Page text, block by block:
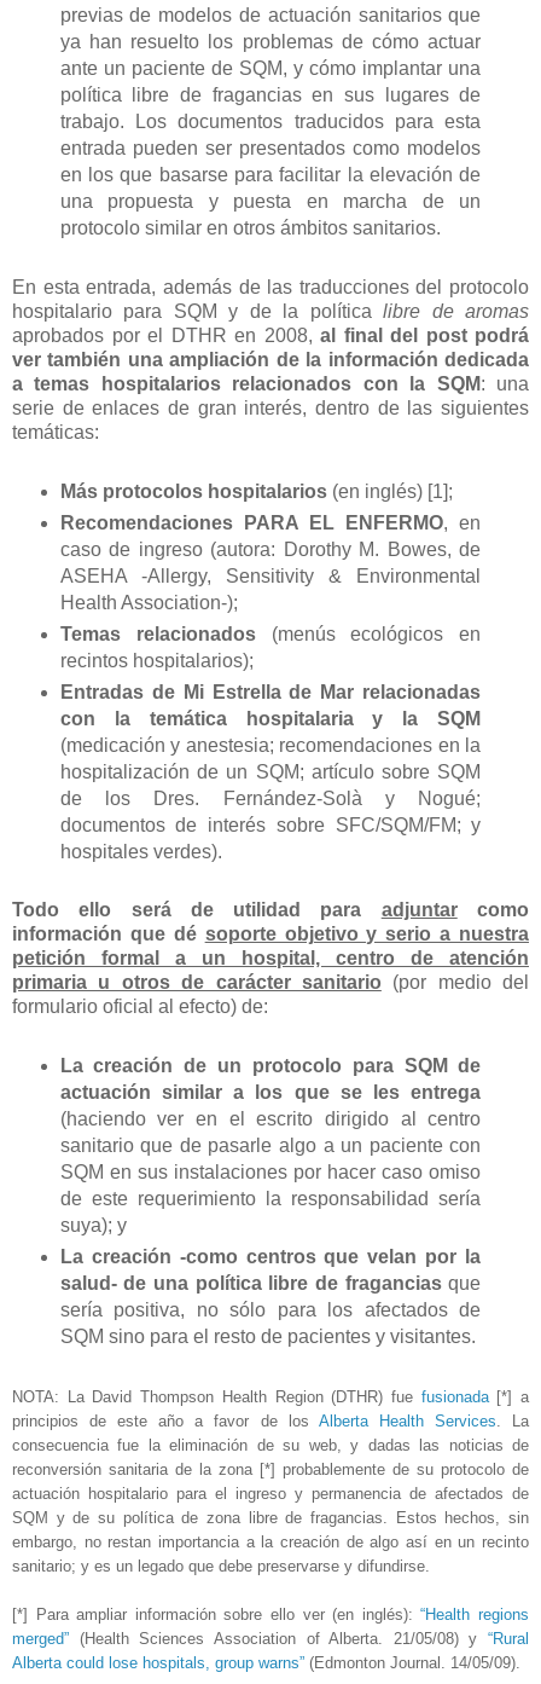
previas de modelos de actuación sanitarios que
ya han resuelto los problemas de cómo actuar
ante un paciente de SQM, y cómo implantar una
política libre de fragancias en sus lugares de
trabajo. Los documentos traducidos para esta
entrada pueden ser presentados como modelos
en los que basarse para facilitar la elevación de
una propuesta y puesta en marcha de un
protocolo similar en otros ámbitos sanitarios.
En esta entrada, además de las traducciones del protocolo
hospitalario para SQM y de la políticalibre de aromas
aprobados por el DTHR en 2008, al final del post podrá
ver también una ampliación de la información dedicada
a temas hospitalarios relacionados con la SQM: una
serie de enlaces de gran interés, dentro de las siguientes
temáticas:
Más protocolos hospitalarios(en inglés) [1];
Recomendaciones PARA EL ENFERMO, en
caso de ingreso (autora: Dorothy M. Bowes, de
ASEHA -Allergy, Sensitivity & Environmental
Health Association-);
Temas relacionados(menús ecológicos en
recintos hospitalarios);
Entradas de Mi Estrella de Mar relacionadas
con la temática hospitalaria y la SQM
(medicación y anestesia; recomendaciones en la
hospitalización de un SQM; artículo sobre SQM
de los Dres. Fernández-Solà y Nogué;
documentos de interés sobre SFC/SQM/FM; y
hospitales verdes).
Todo ello será de utilidad para adjuntarcomo
información que dé soporte objetivo y serio a nuestra
petición formal a un hospital, centro de atención
primaria u otros de carácter sanitario (por medio del
formulario oficial al efecto) de:
La creación de un protocolo para SQM de
actuación similar a los que se les entrega
(haciendo ver en el escrito dirigido al centro
sanitario que de pasarle algo a un paciente con
SQM en sus instalaciones por hacer caso omiso
de este requerimiento la responsabilidad sería
suya); y
La creación -como centros que velan por la
salud- de una política libre de fraganciasque
sería positiva, no sólo para los afectados de
SQM sino para el resto de pacientes y visitantes.
NOTA: La David Thompson Health Region (DTHR) fue fusionada[*] a
principios de este año a favor de los Alberta Health Services. La
consecuencia fue la eliminación de su web, y dadas las noticias de
reconversión sanitaria de la zona [*] probablemente de su protocolo de
actuación hospitalario para el ingreso y permanencia de afectados de
SQM y de su política de zona libre de fragancias. Estos hechos, sin
embargo, no restan importancia a la creación de algo así en un recinto
sanitario; y es un legado que debe preservarse y difundirse.
[*] Para ampliar información sobre ello ver (en inglés):“Health regions
merged” (Health Sciences Association of Alberta. 21/05/08) y “Rural
Alberta could lose hospitals, group warns” (Edmonton Journal. 14/05/09).